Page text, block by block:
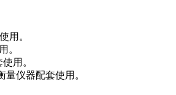
用。
。
用。
仪器配套使用。